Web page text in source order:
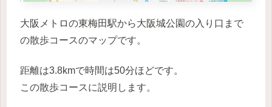
大阪メトロの東梅田駅から大阪城公園の入り口まで
の散歩コースのマップです。
距離は3.8kmで時間は50分ほどです。
この散歩コースに説明します。